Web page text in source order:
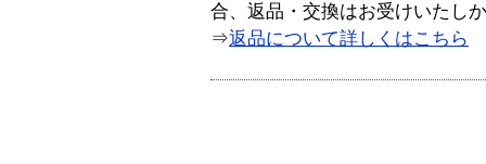
合、返品・交換はお受けいたし
⇒返品について詳しくはこちら